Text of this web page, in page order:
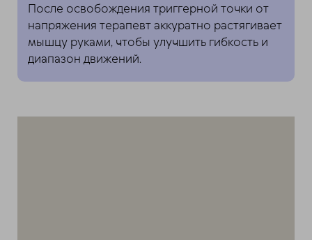
После освобождения триггерной точки от
напряжения терапевт аккуратно растягивает
мышцу руками, чтобы улучшить гибкость и
диапазон движений.